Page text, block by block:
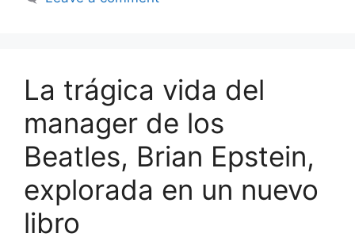
La trágica vida del
manager de los
Beatles, Brian Epstein,
explorada en un nuevo
libro